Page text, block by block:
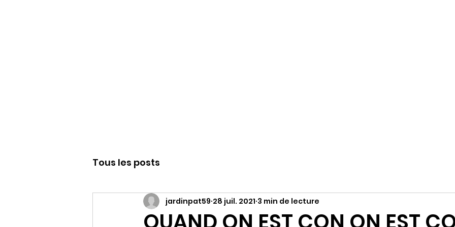
Tous les posts
jardinpat59 28 juil. 2021 3 min de lecture